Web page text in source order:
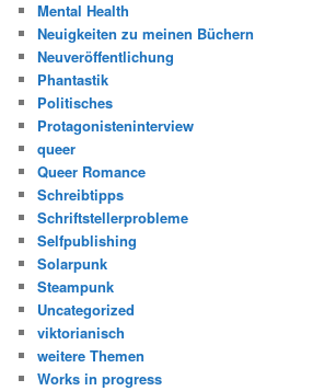
Mental Health
Neuigkeiten zu meinen Büchern
Neuveröffentlichung
Phantastik
Politisches
Protagonisteninterview
queer
Queer Romance
Schreibtipps
Schriftstellerprobleme
Selfpublishing
Solarpunk
Steampunk
Uncategorized
viktorianisch
weitere Themen
Works in progress